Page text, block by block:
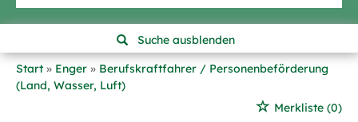
Suche ausblenden
Start
Enger
Berufskraftfahrer / Personenbeförderung
(Land, Wasser, Luft)
Merkliste (0)